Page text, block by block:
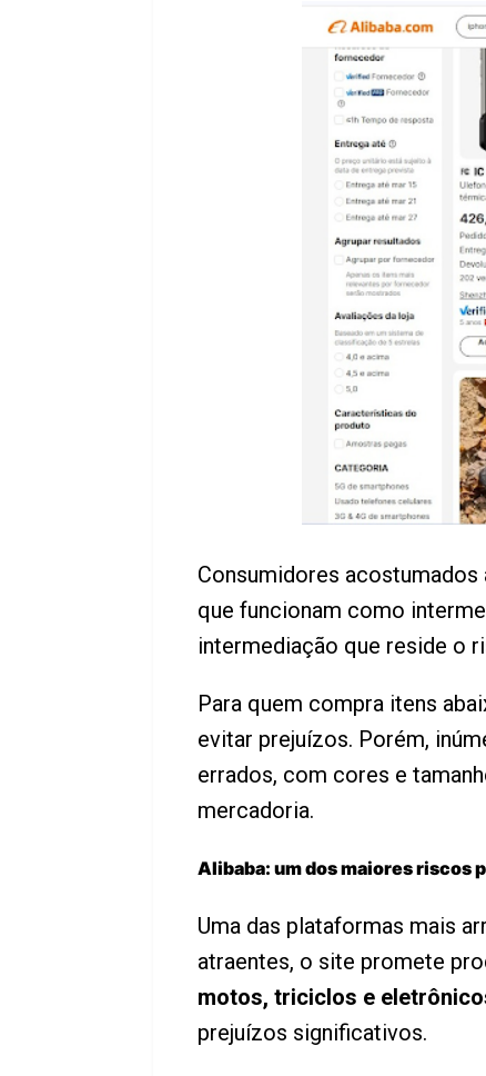
Consumidores
que funcionam como
intermediação que reside o
Para quem compra itens
evitar prejuízos. Porém,
errados, com cores e
mercadoria.
Alibaba: um dos maiores riscos
Uma das plataformas mais
atraentes, o site promete
motos, triciclos e
prejuízos significativos.